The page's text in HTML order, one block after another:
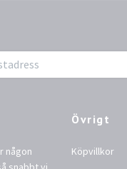
någon
Övrigt
Köpvillkor